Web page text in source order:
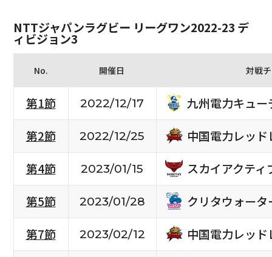
NTTジャパンラグビー リーグワン2022-23 デ
ィビジョン3
No. 開催日 対戦
第1節 2022/12/17
九州電力キュ
第2節
2022/12/25
中国電力レッ
第4節
2023/01/15
スカイアクティ
第5節
2023/01/28
クリタウォー
第7節
2023/02/12
中国電力レッ